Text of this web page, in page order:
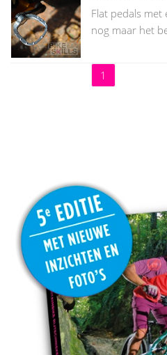
Flat pedals met
nog maar het
1